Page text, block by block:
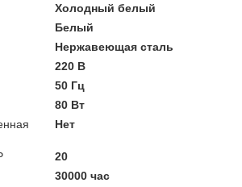
Холодный белый
Белый
Нержавеющая сталь
220 В
50 Гц
80 Вт
Нет
20
30000 час